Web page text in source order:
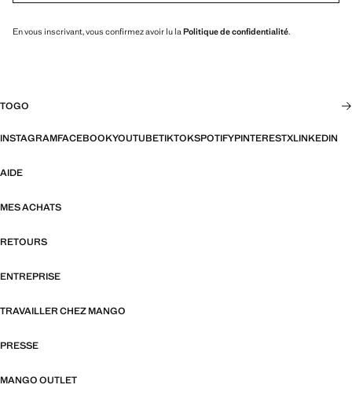
En vous inscrivant, vous confirmez avoir lu la Politique de confidentialité.
TOGO
INSTAGRAMFACEBOOKYOUTUBETIKTOKSPOTIFYPINTERESTXLINKEDIN
AIDE
MES ACHATS
RETOURS
ENTREPRISE
TRAVAILLER CHEZ MANGO
PRESSE
MANGO OUTLET